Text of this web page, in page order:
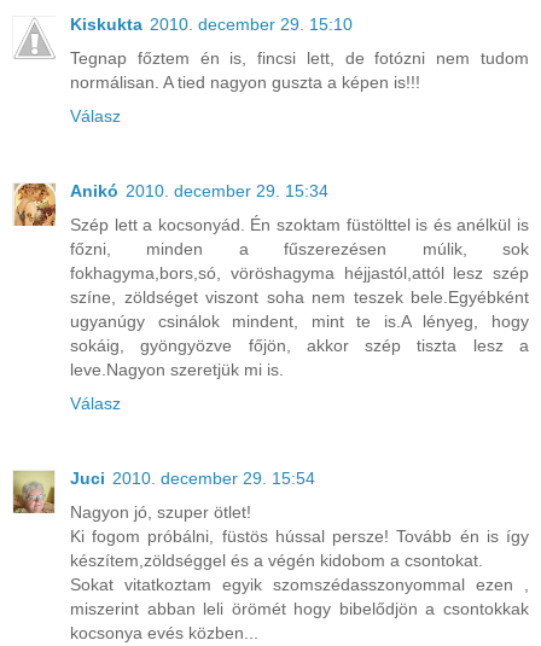
Kiskukta 2010. december 29. 15:10
Tegnap főztem én is, fincsi lett, de fotózni nem tudom
normálisan. A tied nagyon guszta a képen is!!!
Válasz
Anikó 2010. december 29. 15:34
Szép lett a kocsonyád. Én szoktam füstölttel is és anélkül is
főzni, minden a fűszerezésen múlik, sok
fokhagyma,bors,só, vöröshagyma héjjastól,attól lesz szép
színe, zöldséget viszont soha nem teszek bele.Egyébként
ugyanúgy csinálok mindent, mint te is.A lényeg, hogy
sokáig, gyöngyözve főjön, akkor szép tiszta lesz a
leve.Nagyon szeretjük mi is.
Válasz
Juci 2010. december 29. 15:54
Nagyon jó, szuper ötlet!
Ki fogom próbálni, füstös hússal persze! Tovább én is így
készítem,zöldséggel és a végén kidobom a csontokat.
Sokat vitatkoztam egyik szomszédasszonyommal ezen ,
miszerint abban leli örömét hogy bibelődjön a csontokkak
kocsonya evés közben...